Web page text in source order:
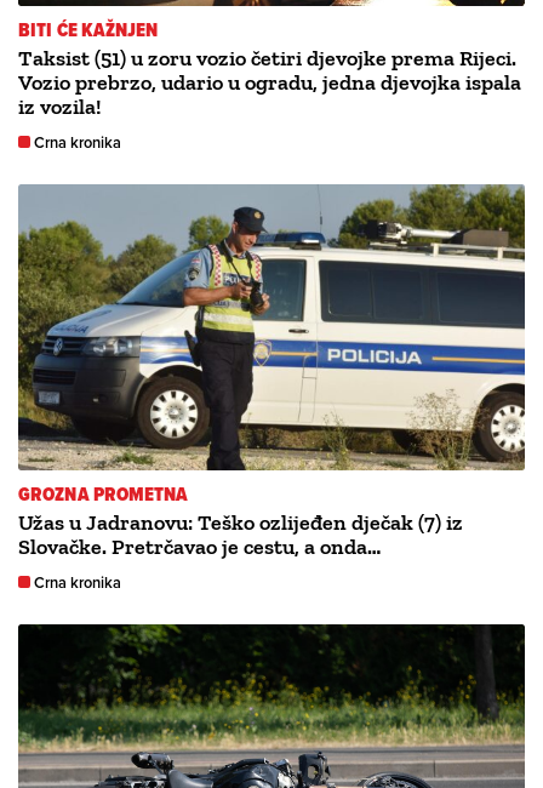
BITI ĆE KAŽNJEN
Taksist (51) u zoru vozio četiri djevojke prema Rijeci.
Vozio prebrzo, udario u ogradu, jedna djevojka ispala
iz vozila!
Crna kronika
GROZNA PROMETNA
Užas u Jadranovu: Teško ozlijeđen dječak (7) iz
Slovačke. Pretrčavao je cestu, a onda…
Crna kronika